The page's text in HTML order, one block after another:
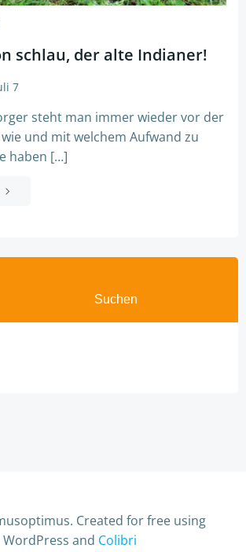
schlau, der alte Indianer!
7
steht man immer wieder vor der
wie und mit welchem Aufwand zu
haben […]
Suchen
Created for free using
WordPress and Colibri